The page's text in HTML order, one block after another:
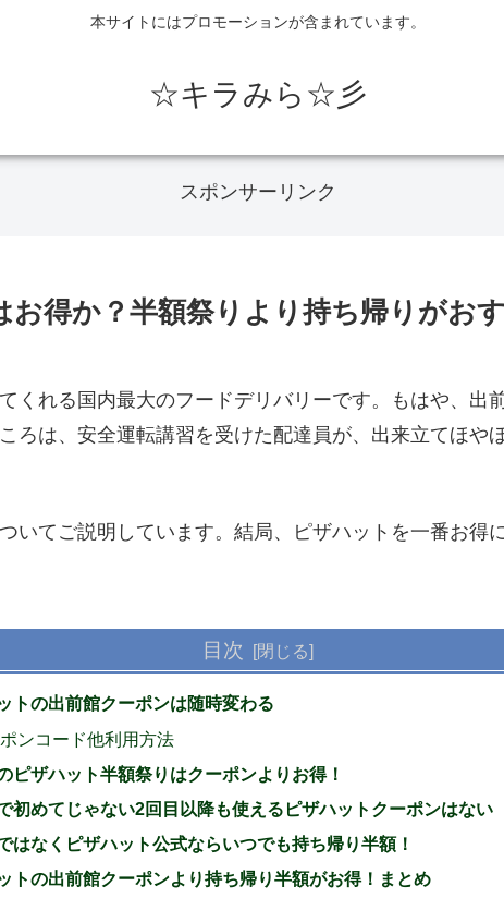
本サイトにはプロモーションが含まれています。
☆キラみら☆彡
スポンサーリンク
得か？半額祭りより持ち帰りがお
くれる国内最大のフードデリバリーです。もはや、出
ろは、安全運転講習を受けた配達員が、出来立てほや
いてご説明しています。結局、ピザハットを一番お得
目次
トの出前館クーポンは随時変わる
ンコード他利用方法
ピザハット半額祭りはクーポンよりお得！
初めてじゃない2回目以降も使えるピザハットクーポンはない
はなくピザハット公式ならいつでも持ち帰り半額！
トの出前館クーポンより持ち帰り半額がお得！まとめ